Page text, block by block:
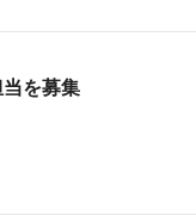
を募集